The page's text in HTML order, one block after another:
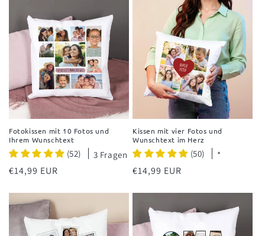
Fotokissen mit 10 Fotos und
Ihrem Wunschtext
(52) 3 Fragen
Normaler
€14,99 EUR
Kissen mit vier Fotos und
Wunschtext im Herz
(50) *
Normaler
€14,99 EUR